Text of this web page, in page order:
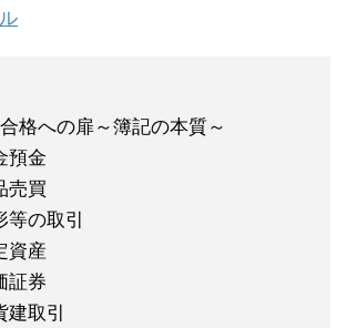
格への扉～簿記の本質～
預金
売買
の取引
資産
証券
取引